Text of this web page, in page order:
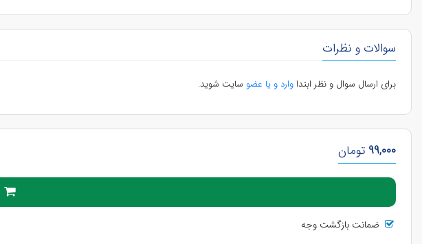
سوالات و نظرات
برای ارسال سوال و نظر ابتداوارد و یا عضو سایت شوید.
99,000 تومان
ضمانت بازگشت وجه